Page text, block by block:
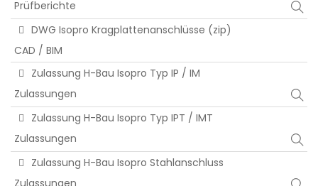
Prüfberichte
DWG Isopro Kragplattenanschlüsse (zip)
CAD / BIM
Zulassung H-Bau Isopro Typ IP / IM
Zulassungen
Zulassung H-Bau Isopro Typ IPT / IMT
Zulassungen
Zulassung H-Bau Isopro Stahlanschluss
Zulassungen